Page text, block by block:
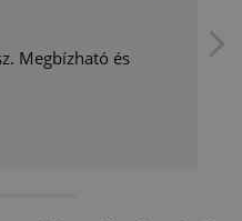
Megbízható és